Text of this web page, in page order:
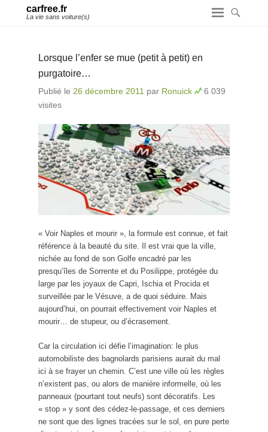
carfree.fr
La vie sans voiture(s)
Lorsque l’enfer se mue (petit à petit) en
purgatoire…
Publié le 26 décembre 2011 par Ronuick
6 039
visites
« Voir Naples et mourir », la formule est connue, et fait
référence à la beauté du site. Il est vrai que la ville,
nichée au fond de son Golfe encadré par les
presqu’îles de Sorrente et du Posilippe, protégée du
large par les joyaux de Capri, Ischia et Procida et
surveillée par le Vésuve, a de quoi séduire. Mais
aujourd’hui, on pourrait effectivement voir Naples et
mourir… de stupeur, ou d’écrasement.
Car la circulation ici défie l’imagination: le plus
automobiliste des bagnolards parisiens aurait du mal
ici à se frayer un chemin. C’est une ville où les règles
n’existent pas, ou alors de manière informelle, où les
panneaux (pourtant tout neufs) sont décoratifs. Les
« stop » y sont des cédez-le-passage, et ces derniers
ne sont que des lignes tracées sur le sol, en pure perte